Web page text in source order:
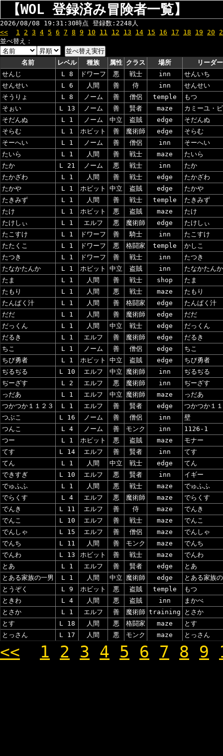
【WOL 登録済み冒険者一覧】
2026/08/08 19:31:30時点 登録数:2248人
<<
1 2 3 4 5 6 7 8 9 10 11 12 13 14 15 16 17 18 19 20
並べ替え：
名前 レベル 種族 属性 クラス 場所
リーダー
せんじ
L 8 ドワーフ 悪 戦士 inn
せんいち
せんせい
L 6 人間 善 侍 inn
せんせい
そうりょ
L 8 ノーム 善 僧侶 temple
もつ
そぉい
L 13 ノーム 善 賢者 maze
カミーユ・
そだんぬ
L 1 ノーム 中立 盗賊 edge
そだんぬ
そらむ
L 1 ホビット 善 魔術師 edge
そらむ
そーへい
L 1 ノーム 善 僧侶 inn
そーへい
たいら
L 1 人間 善 戦士 maze
たいら
たか
L 21 ノーム 悪 戦士 inn
たか
たかざわ
L 1 人間 善 戦士 edge
たかざわ
たかや
L 1 ホビット 中立 盗賊 edge
たかや
たきみず
L 1 人間 善 戦士 temple
たきみず
たけ
L 1 ホビット 悪 盗賊 maze
たけ
たけしぃ
L 1 エルフ 悪 魔術師 edge
たけしぃ
たこすけ
L 1 ドワーフ 善 騎士 inn
たこすけ
たたくこ
L 1 ドワーフ 悪 格闘家 temple
かしこ
たつき
L 1 ドワーフ 善 戦士 inn
たつき
たなかたんか
L 1 ホビット 中立 盗賊 inn
たなかたんか
たま
L 1 人間 善 戦士 shop
たま
たもり
L 1 人間 悪 戦士 maze
たもり
たんぱく汁
L 1 人間 善 格闘家 edge
たんぱく汁
だだ
L 1 人間 善 魔術師 edge
だだ
だっくん
L 1 人間 中立 戦士 edge
だっくん
だるき
L 1 エルフ 善 魔術師 edge
だるき
ちこ
L 1 ノーム 善 僧侶 edge
ちこ
ちび勇者
L 1 ホビット 中立 盗賊 edge
ちび勇者
ぢるぢる
L 10 エルフ 中立 魔術師 inn
ぢるぢる
ぢーざす
L 2 エルフ 悪 魔術師 inn
ぢーざす
っだあ
L 1 エルフ 中立 魔術師 maze
っだあ
つかつか１１２３
L 1 エルフ 善 賢者 edge
つかつか１
つぶこ
L 16 ノーム 善 僧侶 inn
壁
つんこ
L 4 ノーム 善 モンク inn
1126-1
つー
L 1 ホビット 悪 盗賊 maze
モナー
てす
L 14 エルフ 善 賢者 inn
てす
てん
L 1 人間 中立 戦士 edge
てん
できすぎ
L 10 エルフ 悪 賢者 inn
イギー
でゅふふ
L 1 人間 悪 戦士 maze
でゅふふ
でらくす
L 4 エルフ 悪 魔術師 maze
でらくす
でんき
L 11 エルフ 善 侍 maze
でんき
でんこ
L 10 エルフ 善 戦士 maze
でんこ
でんしゃ
L 15 エルフ 善 僧侶 maze
でんしゃ
でんち
L 11 人間 善 モンク maze
でんち
でんわ
L 13 ホビット 善 戦士 maze
でんわ
とあ
L 1 エルフ 善 賢者 edge
とあ
とある家族の一男
L 1 人間 中立 魔術師 edge
とある家族
とうぞく
L 9 ホビット 悪 盗賊 temple
もつ
ときわ
L 4 人間 悪 盗賊 inn
まかべ
とさか
L 1 エルフ 善 魔術師 training
とさか
とす
L 18 人間 悪 格闘家 maze
とす
とっさん
L 17 人間 悪 モンク maze とっさん
<< 1 2 3 4 5 6 7 8 9